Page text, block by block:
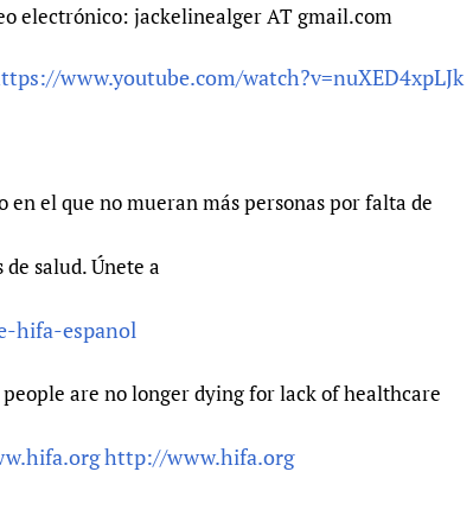
electrónico: jackelinealger AT gmail.com
www.youtube.com/watch?v=nuXED4xpLJk
en el que no mueran más personas por falta de
salud. Únete a
hifa-espanol
are no longer dying for lack of healthcare
http://www.hifa.org